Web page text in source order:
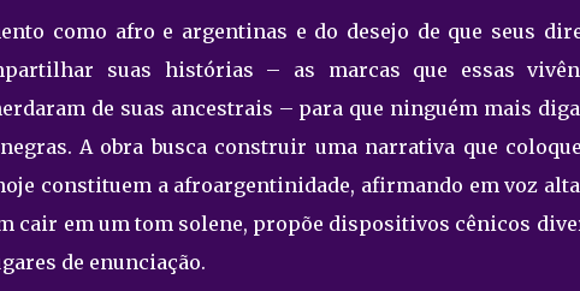
como afro e argentinas e do desejo de que seus
suas histórias – as marcas que essas
de suas ancestrais – para que ninguém mais
A obra busca construir uma narrativa que
constituem a afroargentinidade, afirmando em voz
cair em um tom solene, propõe dispositivos cênicos
de enunciação.